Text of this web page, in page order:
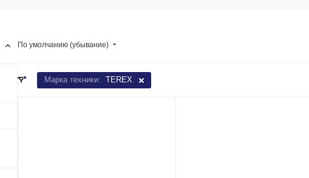
По умолчанию (убывание)
Марка техники: TEREX